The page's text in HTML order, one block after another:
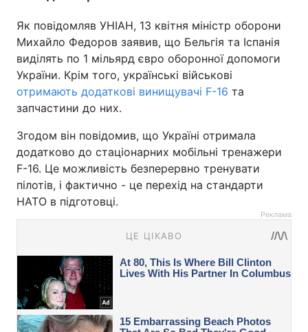
Як повідомляв УНІАН, 13 квітня міністр оборони
Михайло Федоров заявив, що Бельгія та Іспанія
виділять по 1 мільярд євро оборонної допомоги
України. Крім того, українські військові
отримають додаткові винищувачі F-16 та
запчастини до них.
Згодом він повідомив, що Україні отримала
додатково до стаціонарних мобільні тренажери
F-16. Це можливість безперервно тренувати
пілотів, і фактично - це перехід на стандарти
НАТО в підготовці.
Реклама